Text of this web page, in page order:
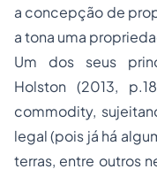
a concepção de
a tona uma
Um dos seus
Holston (2013,
commodity,
legal (pois já há
terras, entre outros